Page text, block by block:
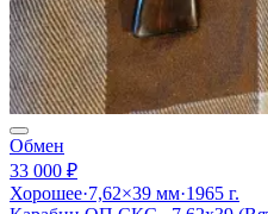
Обмен
33 000 ₽
Хорошее·7,62×39 мм·1965 г.